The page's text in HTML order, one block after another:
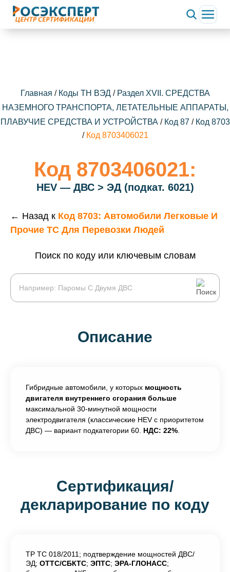
Главная / Коды ТН ВЭД/ Раздел XVII. СРЕДСТВА
НАЗЕМНОГО ТРАНСПОРТА, ЛЕТАТЕЛЬНЫЕ АППАРАТЫ,
ПЛАВУЧИЕ СРЕДСТВА И УСТРОЙСТВА / Код 87 / Код 8703
/ Код 8703406021
Код 8703406021:
HEV — ДВС > ЭД (подкат. 6021)
← Назад к Код 8703: Автомобили Легковые И
Прочие ТС Для Перевозки Людей
Поиск по коду или ключевым словам
Описание
Гибридные автомобили, у которых мощность
двигателя внутреннего сгорания больше
максимальной 30-минутной мощности
электродвигателя (классические HEV с приоритетом
ДВС) — вариант подкатегории 60. НДС: 22%
Сертификация/
декларирование по коду
ТР ТС 018/2011; подтверждение мощностей ДВС/
ЭД; ОТТС/СБКТС; ЭПТС; ЭРА-ГЛОНАСС;